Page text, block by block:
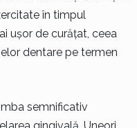
în timpul
ușor de curățat, ceea
dentare pe termen
semnificativ